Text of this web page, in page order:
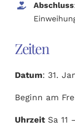
Abschluss
Zeiten
Datum: 31.
Beginn am
UhrzeitSa 11